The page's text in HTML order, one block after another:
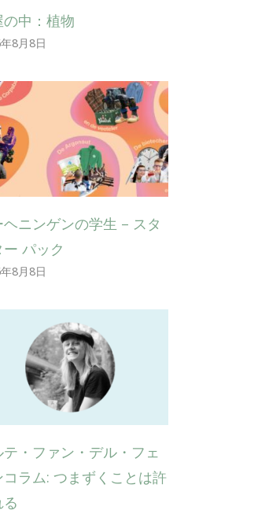
の中：植物
8月8日
ヘニンゲンの学生 – スタ
ー パック
8月8日
テ・ファン・デル・フェ
コラム: つまずくことは許
る